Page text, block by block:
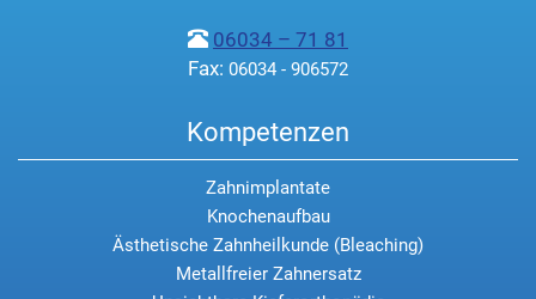
06034 – 71 81
Fax: 06034 - 906572
Kompetenzen
Zahnimplantate
Knochenaufbau
Ästhetische Zahnheilkunde (Bleaching)
Metallfreier Zahnersatz